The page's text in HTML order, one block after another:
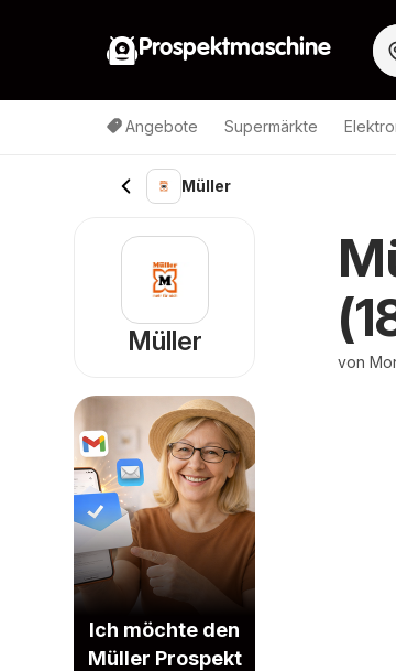
Prospektmaschine
Angebote Supermärkte
Müller
von
Müller
Ich möchte den
Müller Prospekt